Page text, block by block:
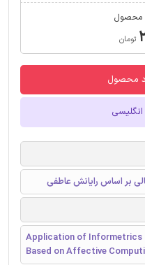
محصول
تومان
محصول
انگلیسی
بر اساس رایانش عاطفی
Application of Informetrics
Based on Affective